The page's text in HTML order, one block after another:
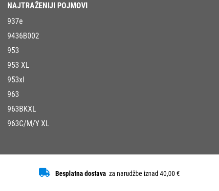
NAJTRAŽENIJI POJMOVI
937e
9436B002
953
953 XL
953xl
963
963BKXL
963C/M/Y XL
Besplatna dostava za narudžbe iznad 40,00 €